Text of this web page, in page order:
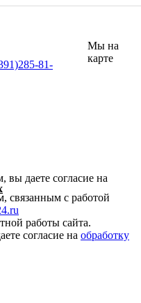
81-
Мы на
карте
вы даете согласие на
связанным с работой
работы сайта.
согласие на обработку